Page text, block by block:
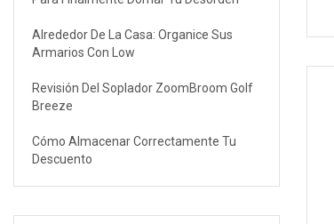
Alrededor De La Casa: Organice Sus
Armarios Con Low
Revisión Del Soplador ZoomBroom Golf
Breeze
Cómo Almacenar Correctamente Tu
Descuento